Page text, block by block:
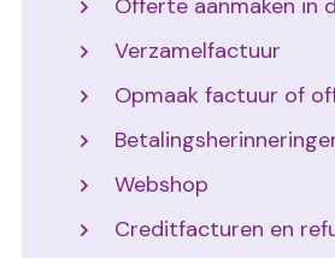
Offerte aanmaken in
Verzamelfactuur
Opmaak factuur of
Webshop
Creditfacturen en